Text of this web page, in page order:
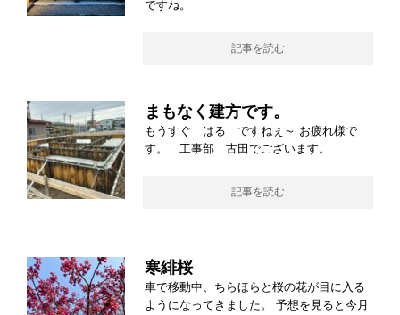
ですね。
記事を読む
まもなく建方です。
もうすぐ はる ですねぇ～ お疲れ様で
す。 工事部 古田でございます。
記事を読む
寒緋桜
車で移動中、ちらほらと桜の花が目に入る
ようになってきました。 予想を見ると今月